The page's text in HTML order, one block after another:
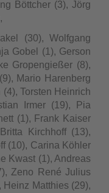
Böttcher (3), Jörg
(30), Wolfgang
Gobel (1), Gerson
Gropengießer (8),
Mario Harenberg
Torsten Heinrich
Irmer (19), Pia
(1), Frank Kaiser
Kirchhoff (13),
(10), Carina Köhler
Kwast (1), Andreas
Zeno René Julius
Heinz Matthies (29),